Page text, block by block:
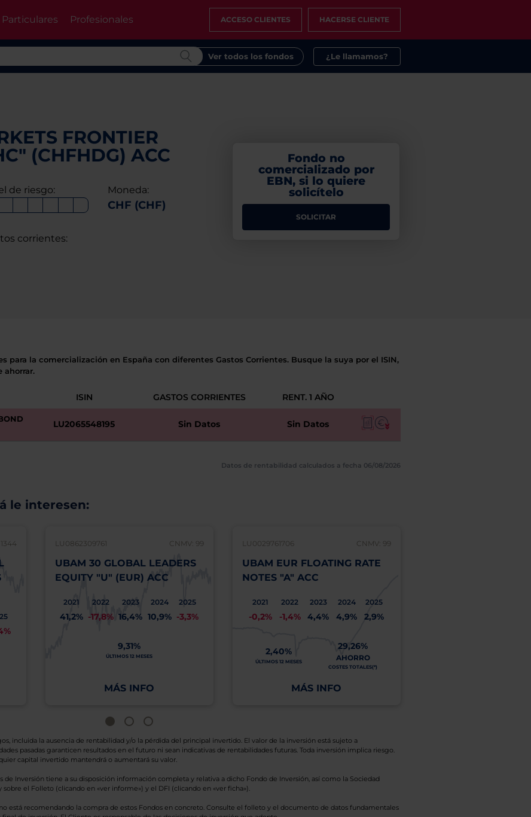
Particulares Profesionales ACCESO CLIENTES HACERSE CLIENTE
Ver todos los fondos ¿Le llamamos?
FRONTIER
(CHFHDG) ACC
de riesgo: Moneda:
CHF (CHF)
corrientes:
Fondo no
comercializado por
EBN, si lo quiere
solicítelo
SOLICITAR
para la comercialización en España con diferentes Gastos Corrientes. Busque la suya por el ISIN,
ahorrar.
ISIN GASTOS CORRIENTES RENT. 1 AÑO
LU2065548195 Sin Datos Sin Datos
Datos de rentabilidad calculados a fecha 06/08/2026
le interesen:
LU0862309761 CNMV: 99
UBAM 30 GLOBAL LEADERS
EQUITY "U" (EUR) ACC
2021
41,2%
2022
-17,8%
2023
16,4%
2024
10,9%
2025
-3,3%
9,31%
ÚLTIMOS 12 MESES
MÁS INFO
LU0029761706 CNMV: 99
UBAM EUR FLOATING RATE
NOTES "A" ACC
2021
-0,2%
2022
-1,4%
2023
4,4%
2024
4,9%
2025
2,9%
2,40%
ÚLTIMOS 12 MESES
29,26%
AHORRO
COSTES TOTALES(*)
MÁS INFO
incluida la ausencia de rentabilidad y/o la pérdida del principal invertido. El valor de la inversión está sujeto a
pasadas garanticen resultados en el futuro ni sean indicativas de rentabilidades futuras. Toda inversión implica riesgo.
capital invertido mantendrá o aumentará su valor.
de Inversión tiene a su disposición información completa y relativa a dicho Fondo de Inversión, así como la Sociedad
el Folleto (clicando en «ver informe») y el DFI (clicando en «ver ficha»).
está recomendando la compra de estos Fondos en concreto. Consulte el folleto y el documento de datos fundamentales